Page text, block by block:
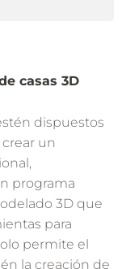
casas 3D
dispuestos
un
programa
3D que
para
permite el
la creación de